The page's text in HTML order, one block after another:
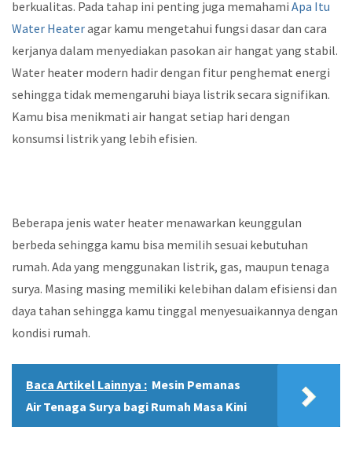
berkualitas. Pada tahap ini penting juga memahami Apa Itu
Water Heateragar kamu mengetahui fungsi dasar dan cara
kerjanya dalam menyediakan pasokan air hangat yang stabil.
Water heater modern hadir dengan fitur penghemat energi
sehingga tidak memengaruhi biaya listrik secara signifikan.
Kamu bisa menikmati air hangat setiap hari dengan
konsumsi listrik yang lebih efisien.
Beberapa jenis water heater menawarkan keunggulan
berbeda sehingga kamu bisa memilih sesuai kebutuhan
rumah. Ada yang menggunakan listrik, gas, maupun tenaga
surya. Masing masing memiliki kelebihan dalam efisiensi dan
daya tahan sehingga kamu tinggal menyesuaikannya dengan
kondisi rumah.
Baca Artikel Lainnya : Mesin Pemanas
Air Tenaga Surya bagi Rumah Masa Kini